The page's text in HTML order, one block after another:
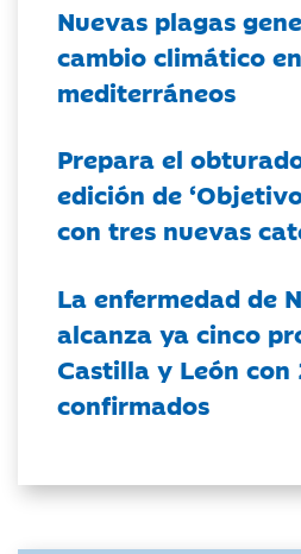
Nuevas plagas
cambio climático
mediterráneos
Prepara el
edición de
con tres nuevas
La enfermedad de
alcanza ya cinco
Castilla y León con
confirmados